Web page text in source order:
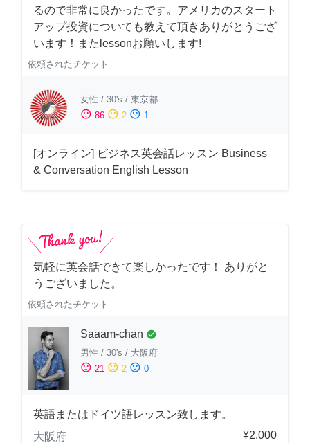
るので非常に良かったです。アメリカのスタート
アップ投資についても教えて頂きありがとうござ
います！またlessonお願いします!
依頼されたチケット
女性 / 30's / 東京都
sentiment_satisfied 86 sentiment_neutral 2 sentiment_dissatisfied 1
[オンライン] ビジネス英会話レッスン Business
& Conversation English Lesson
気軽に英会話できて楽しかったです！ ありがと
うございました。
依頼されたチケット
Saaam-chan check_circle
男性 / 30's / 大阪府
sentiment_satisfied 21 sentiment_neutral 2 sentiment_dissatisfied 0
英語またはドイツ語レッスン致します。
大阪府
¥2,000